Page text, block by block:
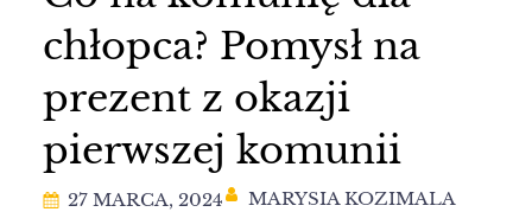
chłopca? Pomysł na
prezent z okazji
pierwszej komunii
27 MARCA, 2024 MARYSIA KOZIMALA